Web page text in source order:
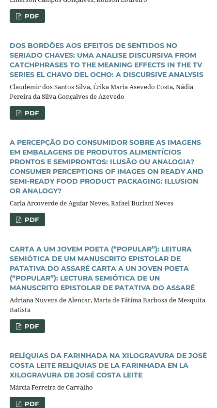
PDF
DOS BORDÕES AOS EFEITOS DE SENTIDOS NO
SERIADO CHAVES: UMA ANALISE DISCURSIVA FROM
CATCHPHRASES TO THE MEANING EFFECTS IN THE TV
SERIES EL CHAVO DEL OCHO: A DISCURSIVE ANALYSIS
Claudemir dos Santos Silva, Érika Maria Asevedo Costa, Nádia
Pereira da Silva Gonçalves de Azevedo
PDF
A PERCEPÇÃO DO CONSUMIDOR SOBRE AS IMAGENS
EM EMBALAGENS DE PRODUTOS ALIMENTÍCIOS
PRONTOS E SEMIPRONTOS: ILUSÃO OU ANALOGIA?
CONSUMER PERCEPTIONS OF IMAGES ON READY AND
SEMI-READY FOOD PRODUCT PACKAGING: ILLUSION
OR ANALOGY?
Carla Arcoverde de Aguiar Neves, Rafael Burlani Neves
PDF
CARTA A UM JOVEM POETA (“POPULAR”): LEITURA
SEMIÓTICA DE UM MANUSCRITO EPISTOLAR DE
PATATIVA DO ASSARÉ CARTA A UN JOVEN POETA
(“POPULAR”): LECTURA SEMIÓTICA DE UN
MANUSCRITO EPISTOLAR DE PATATIVA DO ASSARÉ
Adriana Nuvens de Alencar, Maria de Fátima Barbosa de Mesquita
Batista
PDF
RELÍQUIAS DA FARINHADA NA XILOGRAVURA DE JOSÉ
COSTA LEITE RELIQUIAS DE LA FARINHADA EN LA
XILOGRAVURA DE JOSÉ COSTA LEITE
Márcia Ferreira de Carvalho
PDF